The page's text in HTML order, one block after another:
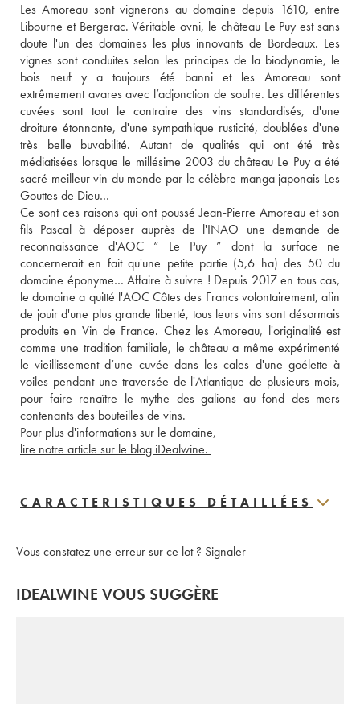
Les Amoreau sont vignerons au domaine depuis 1610, entre
Libourne et Bergerac. Véritable ovni, le château Le Puy est sans
doute l'un des domaines les plus innovants de Bordeaux. Les
vignes sont conduites selon les principes de la biodynamie, le
bois neuf y a toujours été banni et les Amoreau sont
extrêmement avares avec l’adjonction de soufre. Les différentes
cuvées sont tout le contraire des vins standardisés, d'une
droiture étonnante, d'une sympathique rusticité, doublées d'une
très belle buvabilité. Autant de qualités qui ont été très
médiatisées lorsque le millésime 2003 du château Le Puy a été
sacré meilleur vin du monde par le célèbre manga japonais Les
Gouttes de Dieu…
Ce sont ces raisons qui ont poussé Jean-Pierre Amoreau et son
fils Pascal à déposer auprès de l'INAO une demande de
reconnaissance d'AOC “ Le Puy ” dont la surface ne
concernerait en fait qu'une petite partie (5,6 ha) des 50 du
domaine éponyme… Affaire à suivre ! Depuis 2017 en tous cas,
le domaine a quitté l'AOC Côtes des Francs volontairement, afin
de jouir d'une plus grande liberté, tous leurs vins sont désormais
produits en Vin de France. Chez les Amoreau, l'originalité est
comme une tradition familiale, le château a même expérimenté
le vieillissement d’une cuvée dans les cales d'une goélette à
voiles pendant une traversée de l'Atlantique de plusieurs mois,
pour faire renaître le mythe des galions au fond des mers
contenants des bouteilles de vins.
Pour plus d'informations sur le domaine,
CARACTERISTIQUES DÉTAILLÉES
Vous constatez une erreur sur ce lot ? Signaler
IDEALWINE VOUS SUGGÈRE